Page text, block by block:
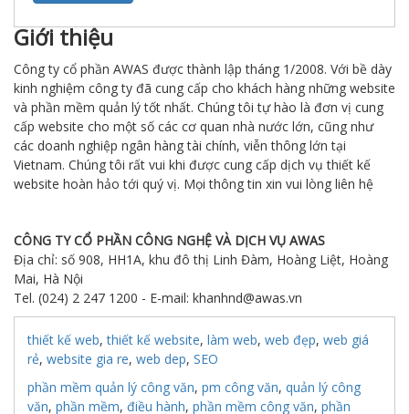
Giới thiệu
Công ty cổ phần AWAS được thành lập tháng 1/2008. Với bề dày
kinh nghiệm công ty đã cung cấp cho khách hàng những website
và phần mềm quản lý tốt nhất. Chúng tôi tự hào là đơn vị cung
cấp website cho một số các cơ quan nhà nước lớn, cũng như
các doanh nghiệp ngân hàng tài chính, viễn thông lớn tại
Vietnam. Chúng tôi rất vui khi được cung cấp dịch vụ thiết kế
website hoàn hảo tới quý vị. Mọi thông tin xin vui lòng liên hệ
CÔNG TY CỔ PHẦN CÔNG NGHỆ VÀ DỊCH VỤ AWAS
Địa chỉ: số 908, HH1A, khu đô thị Linh Đàm, Hoàng Liệt, Hoàng
Mai, Hà Nội
Tel. (024) 2 247 1200 - E-mail: khanhnd@awas.vn
thiết kế web,thiết kế website, làm web, web đẹp, web giá
rẻ, website gia re, web dep, SEO
phần mềm quản lý công văn, pm công văn, quản lý công
văn, phần mềm, điều hành, phần mềm công văn, phần